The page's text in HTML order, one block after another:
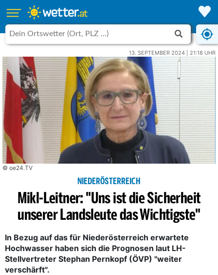
13. SEPTEMBER 2024 | 21:18 UHR
© oe24.TV
NIEDERÖSTERREICH
Mikl-Leitner: "Uns ist die Sicherheit
unserer Landsleute das Wichtigste"
In Bezug auf das für Niederösterreich erwartete
Hochwasser haben sich die Prognosen laut LH-
Stellvertreter Stephan Pernkopf (ÖVP) "weiter
verschärft".